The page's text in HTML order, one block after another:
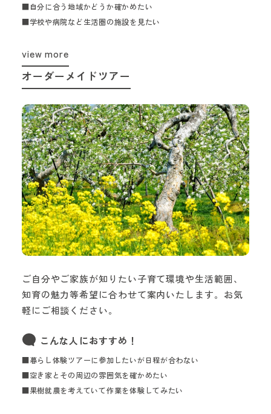
■自分に合う地域かどうか確かめたい
■学校や病院など生活圏の施設を見たい
view more
オーダーメイドツアー
ご自分やご家族が知りたい子育て環境や生活範囲、
知育の魅力等希望に合わせて案内いたします。お気
軽にご相談ください。
こんな人におすすめ！
■暮らし体験ツアーに参加したいが日程が合わない
■空き家とその周辺の雰囲気を確かめたい
■果樹就農を考えていて作業を体験してみたい